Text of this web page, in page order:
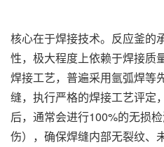
核心在于焊接技术。反应釜的
性，极大程度上依赖于焊接质
焊接工艺，普遍采用氩弧焊等
缝，执行严格的焊接工艺评定
后，通常会进行100%的无损
伤），确保焊缝内部无裂纹、